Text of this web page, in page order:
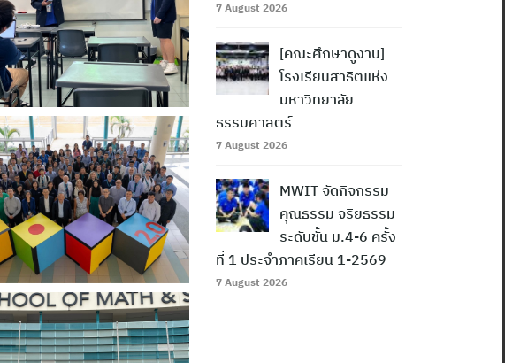
7 August 2026
[คณะศึกษาดูงาน]
โรงเรียนสาธิตแห่ง
มหาวิทยาลัย
ธรรมศาสตร์
7 August 2026
MWIT จัดกิจกรรม
คุณธรรม จริยธรรม
ระดับชั้น ม.4-6 ครั้ง
ที่ 1 ประจำภาคเรียน 1-2569
7 August 2026